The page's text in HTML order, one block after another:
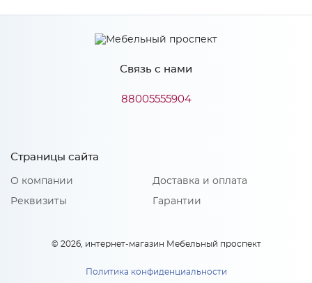
Производитель МиФ
Связь с нами
88005555904
Страницы сайта
О компании
Реквизиты
Доставка и оплата
Гарантии
© 2026, интернет-магазин Мебельный проспект
Политика конфиденциальности